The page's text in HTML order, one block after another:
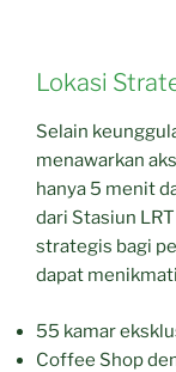
Lokasi
Selain
menawarkan
hanya 5 menit
dari Stasiun
strategis bagi
dapat
55 kamar
Coffee Shop